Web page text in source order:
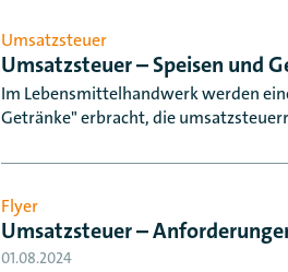
Umsatzsteuer
Umsatzsteuer – Speisen und
Im Lebensmittelhandwerk werden
Getränke" erbracht, die
Flyer
Umsatzsteuer –
01.08.2024